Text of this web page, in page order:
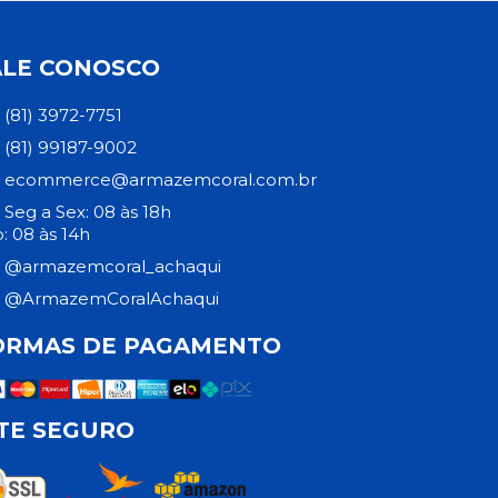
CONOSCO
(81) 3972-7751
(81) 99187-9002
ecommerce@armazemcoral.com.br
Seg a Sex: 08 às 18h
08 às 14h
@armazemcoral_achaqui
@ArmazemCoralAchaqui
DE PAGAMENTO
SEGURO